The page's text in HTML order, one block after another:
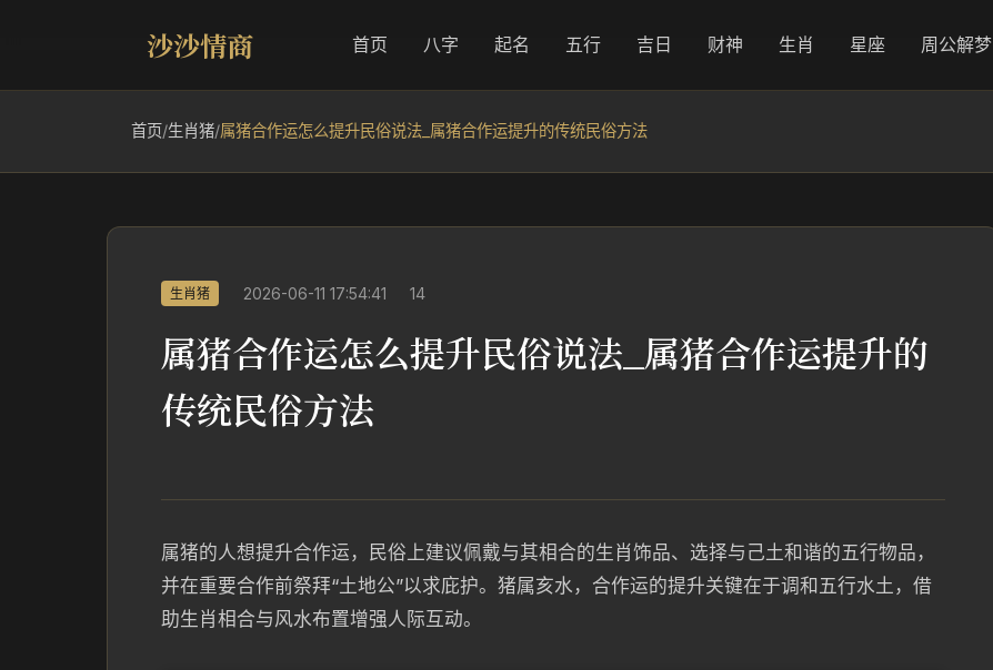
沙沙情商 首页 八字 起名 五行 吉日 财神 生肖 星座 周公解梦
首页/生肖猪/属猪合作运怎么提升民俗说法_属猪合作运提升的传统民俗方法
生肖猪 2026-06-11 17:54:41 14
属猪合作运怎么提升民俗说法_属猪合作运提升的
传统民俗方法
属猪的人想提升合作运，民俗上建议佩戴与其相合的生肖饰品、选择与己土和谐的五行物品，
并在重要合作前祭拜“土地公”以求庇护。猪属亥水，合作运的提升关键在于调和五行水土，借
助生肖相合与风水布置增强人际互动。